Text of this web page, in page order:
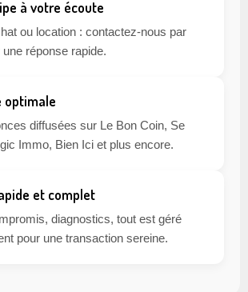
à votre écoute
ou location : contactez-nous par
une réponse rapide.
optimale
diffusées sur Le Bon Coin, Se
Immo, Bien Ici et plus encore.
et complet
diagnostics, tout est géré
pour une transaction sereine.